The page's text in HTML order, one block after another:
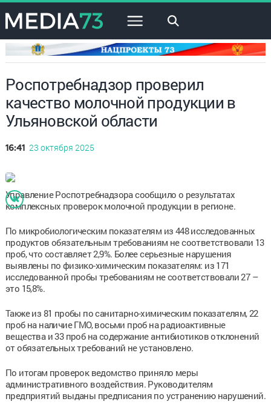
×
Роспотребнадзор проверил
качество молочной продукции в
Ульяновской области
16:41 23 октября 2025
Управление Роспотребнадзора сообщило о результатах
комплексных проверок молочной продукции в регионе.
По микробиологическим показателям из 448 исследованных
продуктов обязательным требованиям не соответствовали 13
проб, что составляет 2,9%. Более серьезные нарушения
выявлены по физико-химическим показателям: из 171
исследованной пробы требованиям не соответствовали 27 –
это 15,8%.
Также из 81 пробы по санитарно-химическим показателям, 22
проб на наличие ГМО, восьми проб на радиоактивные
вещества и 33 проб на содержание антибиотиков отклонений
от обязательных требований не установлено.
По итогам проверок ведомство приняло меры
административного воздействия. Руководителям
предприятий выданы предписания по устранению нарушений.